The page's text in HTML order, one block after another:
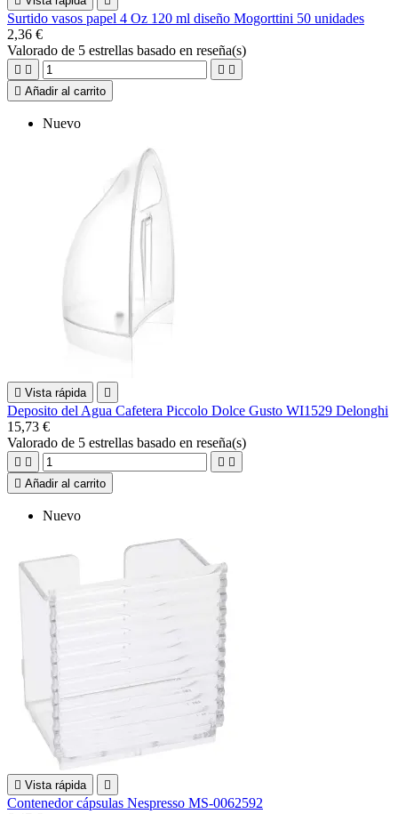
Surtido vasos papel 4 Oz 120 ml diseño Mogorttini 50 unidades
2,36 €
Valorado de 5 estrellas basado en reseña(s)
   
 Añadir al carrito
Nuevo
 Vista rápida 
Deposito del Agua Cafetera Piccolo Dolce Gusto WI1529 Delonghi
15,73 €
Valorado de 5 estrellas basado en reseña(s)
   
 Añadir al carrito
Nuevo
 Vista rápida 
Contenedor cápsulas Nespresso MS-0062592